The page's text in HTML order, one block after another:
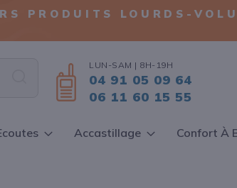
PRODUITS LOURDS-
Chercher
LUN-SAM | 8H-19H
04 91 05 09 64
06 11 60 15 55
Accastillage
Confort À